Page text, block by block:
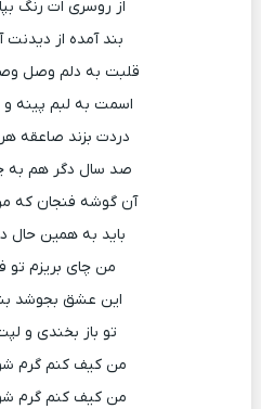
از روسری ات رنگ
بند آمده از دیدنت
قلبت به دلم وصل
اسمت به لبم پینه
دردت بزند صاعقه
صد سال دگر هم به
آن گوشه فنجان که
باید به همین حال
من چای بریزم تو
این عشق بجوشد
تو باز بخندی و
من کیف کنم گرم
من کیف کنم گرم